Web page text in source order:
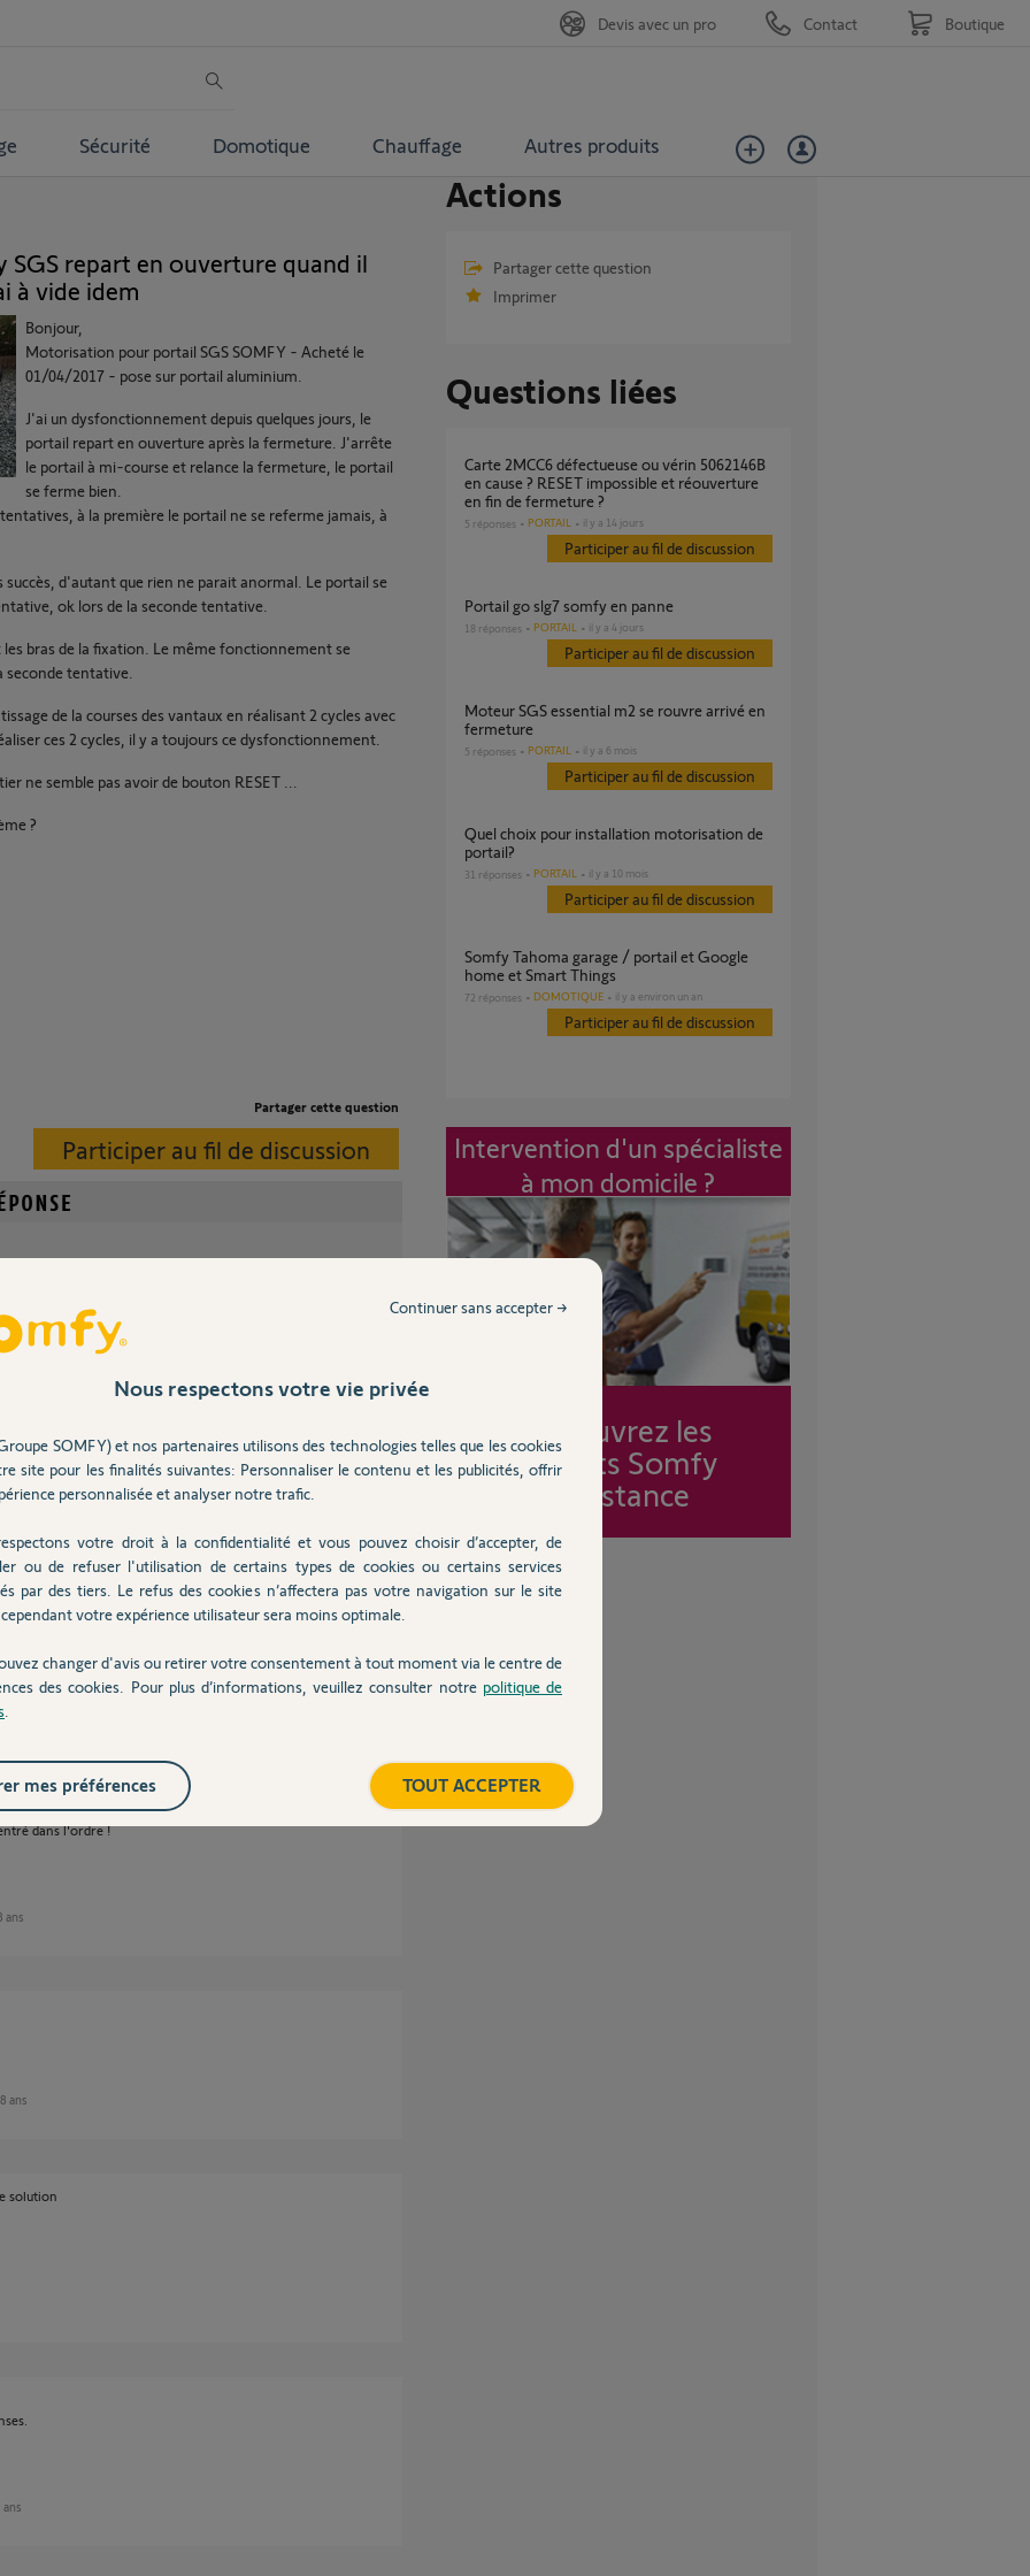
Sécurité Domotique Chauffage Autres produits
Devis avec un pro Contact Boutique
repart en ouverture quand il
à vide idem
Bonjour,
Motorisation pour portail SGS SOMFY - Acheté le
01/04/2017 - pose sur portail aluminium.
J'ai un dysfonctionnement depuis quelques jours, le
portail repart en ouverture après la fermeture. J'arrête
le portail à mi-course et relance la fermeture, le portail
se ferme bien.
à la première le portail ne se referme jamais, à
d'autant que rien ne parait anormal. Le portail se
ok lors de la seconde tentative.
les bras de la fixation. Le même fonctionnement se
seconde tentative.
de la courses des vantaux en réalisant 2 cycles avec
ces 2 cycles, il y a toujours ce dysfonctionnement.
ne semble pas avoir de bouton RESET ...
?
Partager cette question
Participer au fil de discussion
?
dans l'ordre !
ans
ans
solution
ans
Actions
Partager cette question
Imprimer
Questions liées
Carte 2MCC6 défectueuse ou vérin 5062146B
en cause ? RESET impossible et réouverture
en fin de fermeture ?
5 réponses PORTAIL il y a 14 jours
Participer au fil de discussion
Portail go slg7 somfy en panne
18 réponses PORTAIL il y a 4 jours
Participer au fil de discussion
moteur SGS essential m2 se rouvre arrivé en
fermeture
5 réponses PORTAIL il y a 6 mois
Participer au fil de discussion
Quel choix pour installation motorisation de
portail?
31 réponses PORTAIL il y a 10 mois
Participer au fil de discussion
Somfy Tahoma garage / portail et Google
home et Smart Things
72 réponses DOMOTIQUE il y a environ un an
Participer au fil de discussion
Intervention d'un spécialiste
à mon domicile ?
Découvrez les
forfaits Somfy
Assistance
Nous respectons votre vie privée
SOMFY) et nos partenaires utilisons des technologies telles que les cookies
site pour les finalités suivantes: Personnaliser le contenu et les publicités, offrir
personnalisée et analyser notre trafic.
votre droit à la confidentialité et vous pouvez choisir d’accepter, de
ou de refuser l'utilisation de certains types de cookies ou certains services
par des tiers. Le refus des cookies n’affectera pas votre navigation sur le site
votre expérience utilisateur sera moins optimale.
changer d'avis ou retirer votre consentement à tout moment via le centre de
des cookies. Pour plus d’informations, veuillez consulter notre politique de
Continuer sans accepter →
TOUT ACCEPTER
mes préférences